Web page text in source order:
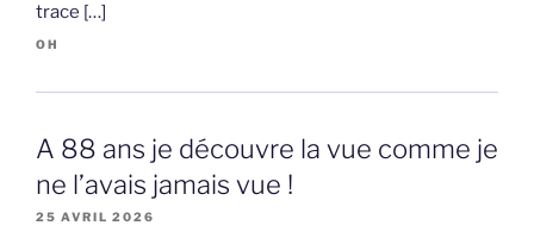
trace […]
OH
A 88 ans je découvre la vue comme je
ne l’avais jamais vue !
25 AVRIL 2026